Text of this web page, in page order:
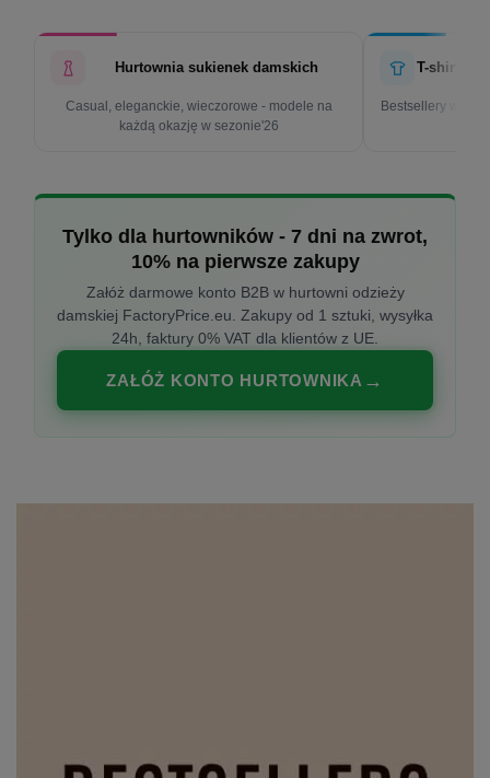
Hurtownia sukienek damskich
Casual, eleganckie, wieczorowe - modele na
każdą okazję w sezonie'26
T-shirty
Bestsellery w
Tylko dla hurtowników - 7 dni na zwrot,
10% na pierwsze zakupy
Załóż darmowe konto B2B w hurtowni odzieży
damskiej FactoryPrice.eu. Zakupy od 1 sztuki, wysyłka
24h, faktury 0% VAT dla klientów z UE.
ZAŁÓŻ KONTO HURTOWNIKA